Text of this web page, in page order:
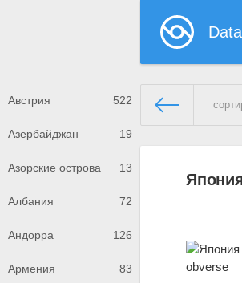
Австрия 522
Азербайджан 19
Азорские острова 13
Албания 72
Андорра 126
Армения 83